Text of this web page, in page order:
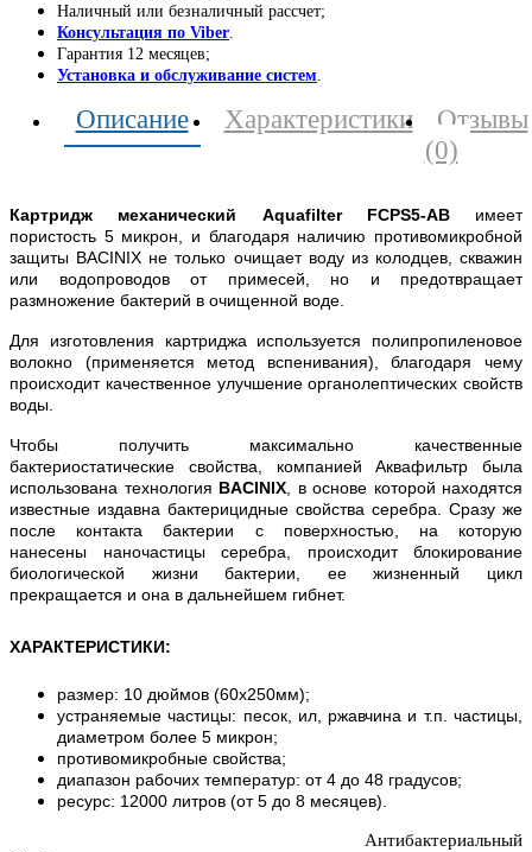
Наличный или безналичный рассчет;
Консультация по Viber
Гарантия 12 месяцев;
Установка и обслуживание систем
Описание Характеристики
Отзывы
(0)
Картридж механический Aquafilter FCPS5-AB имеет
пористость 5 микрон, и благодаря наличию противомикробной
защиты BACINIX не только очищает воду из колодцев, скважин
или водопроводов от примесей, но и предотвращает
размножение бактерий в очищенной воде.
Для изготовления картриджа используется полипропиленовое
волокно (применяется метод вспенивания), благодаря чему
происходит качественное улучшение органолептических свойств
воды.
Чтобы получить максимально качественные
бактериостатические свойства, компанией Аквафильтр была
использована технология BACINIX , в основе которой находятся
известные издавна бактерицидные свойства серебра. Сразу же
после контакта бактерии с поверхностью, на которую
нанесены наночастицы серебра, происходит блокирование
биологической жизни бактерии, ее жизненный цикл
прекращается и она в дальнейшем гибнет.
ХАРАКТЕРИСТИКИ:
размер: 10 дюймов (60х250мм);
устраняемые частицы: песок, ил, ржавчина и т.п. частицы,
диаметром более 5 микрон;
противомикробные свойства;
диапазон рабочих температур: от 4 до 48 градусов;
ресурс: 12000 литров (от 5 до 8 месяцев).
Антибактериальный